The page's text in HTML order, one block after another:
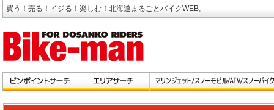
買う！売る！イジる！楽しむ！北海道まるごとバイクWEB。